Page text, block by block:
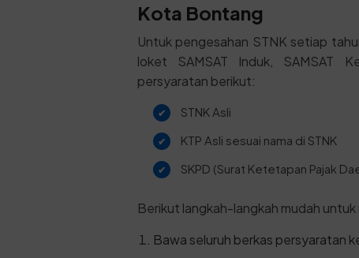
Kota Bontang
Untuk pengesahan STNK setiap
loket SAMSAT Induk, SAMSAT
persyaratan berikut:
STNK Asli
KTP Asli sesuai nama di STNK
SKPD (Surat Ketetapan Pajak
Berikut langkah-langkah mudah
Bawa seluruh berkas persyaratan